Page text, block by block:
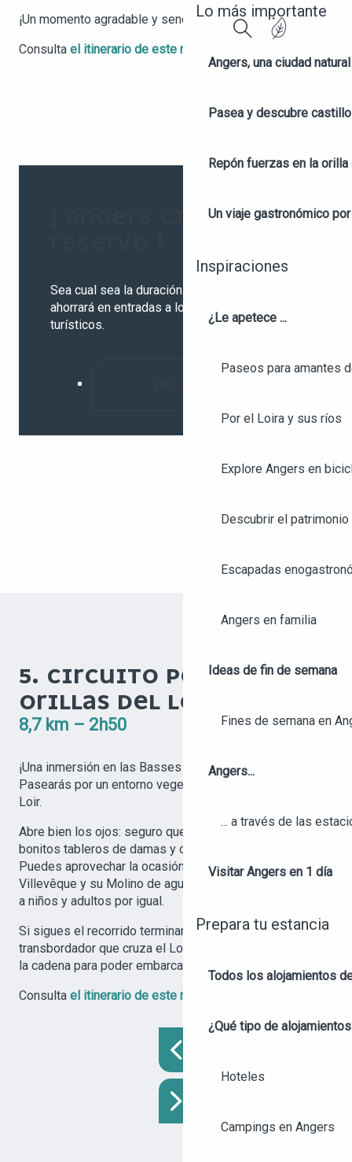
Lo más importante
Angers, una ciudad natural
Pasea y descubre
Repón fuerzas en la orilla
Un viaje gastronómico
Inspiraciones
¿Le apetece ...
Paseos para amantes
Por el Loira y sus ríos
Explore Angers en
Descubrir el
Escapadas
Angers en familia
Ideas de fin de semana
Fines de semana en
Angers...
... a través de las
Visitar Angers en 1 día
Prepara tu estancia
Todos los alojamientos
¿Qué tipo de
Hoteles
Campings en Angers
¡Un momento agradable y sencillo!
Consulta el itinerario de este recorrido
¡ ANGERS CITY PASS,
Sea cual sea la duración: 24, 48 o 72 horas,
ahorrará en entradas a los principales lugares
turísticos.
5. CIRCUITO POR LAS
ORILLAS DEL LOIR
8,7 km – 2h50
¡Una inmersión en las Basses Vallées Angevines!
Pasearás por un entorno vegetal recorriendo la orilla del
Loir.
Abre bien los ojos: seguro que ves algunas garzas, unos
bonitos tableros de damas y campos de margaritas.
Puedes aprovechar la ocasión para visitar el Château de
Villevêque y su Molino de agua, cuya exposición cautiva
a niños y adultos por igual.
Si sigues el recorrido terminarás llegando al
transbordador que cruza el Loir. ¡Solo tienes que tirar de
la cadena para poder embarcar!
Consulta el itinerario de este recorrido